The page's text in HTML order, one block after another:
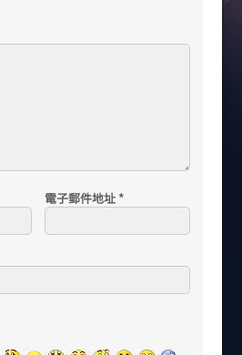
電子郵件地址 *